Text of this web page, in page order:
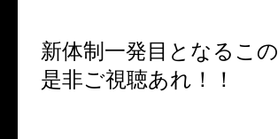
新体制一発目となるこの
是非ご視聴あれ！！